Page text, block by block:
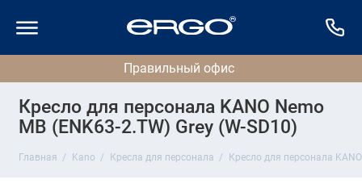
Кресло для персонала KANO Nemo
MB (ENK63-2.TW) Grey (W-SD10)
Главная Kano Кресла для персонала Кресло для персонала